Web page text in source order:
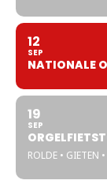
12
SEP
NATIONALE
19
SEP
ROLDE • GIETEN